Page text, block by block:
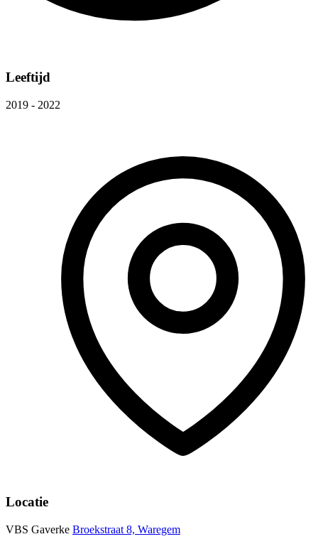
Leeftijd
2019 - 2022
Locatie
VBS Gaverke Broekstraat 8, Waregem